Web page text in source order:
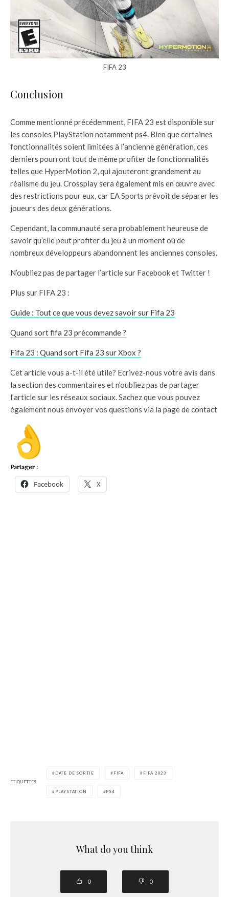
FIFA 23
Conclusion
Comme mentionné précédemment, FIFA 23 est disponible sur
les consoles PlayStation notamment ps4. Bien que certaines
fonctionnalités soient limitées à l’ancienne génération, ces
derniers pourront tout de même profiter de fonctionnalités
telles que HyperMotion 2, qui ajouteront grandement au
réalisme du jeu. Crossplay sera également mis en œuvre avec
des restrictions pour eux, car EA Sports prévoit de séparer les
joueurs des deux générations.
Cependant, la communauté sera probablement heureuse de
savoir qu’elle peut profiter du jeu à un moment où de
nombreux développeurs abandonnent les anciennes consoles.
N’oubliez pas de partager l’article sur Facebook et Twitter !
Plus sur FIFA 23 :
Guide : Tout ce que vous devez savoir sur Fifa 23
Quand sort fifa 23 précommande ?
Fifa 23 : Quand sort Fifa 23 sur Xbox ?
Cet article vous a-t-il été utile? Ecrivez-nous votre avis dans
la section des commentaires et n’oubliez pas de partager
l’article sur les réseaux sociaux. Sachez que vous pouvez
également nous envoyer vos questions via la page de contact
Partager :
Facebook X
ÉTIQUETTES
DATE DE SORTIE FIFA FIFA 2023
PLAYSTATION PS4
What do you think
0 0